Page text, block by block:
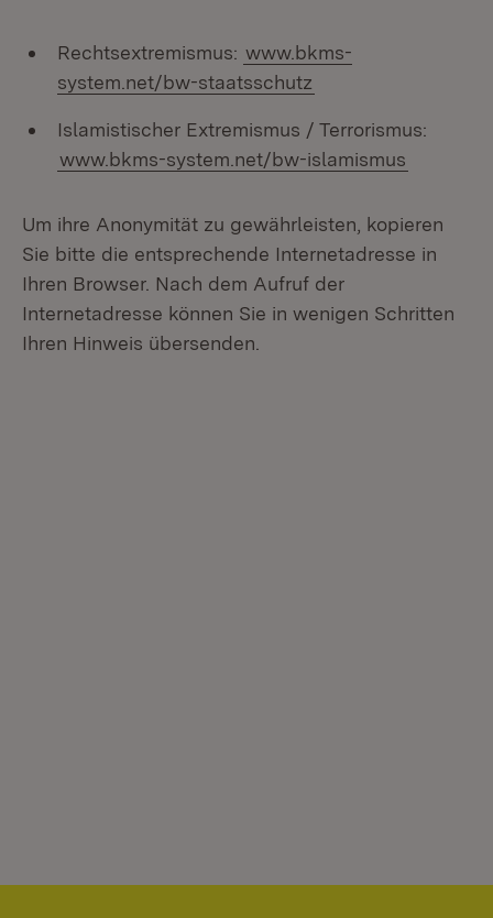
Rechtsextremismus: www.bkms-
system.net/bw-staatsschutz
Islamistischer Extremismus / Terrorismus:
www.bkms-system.net/bw-islamismus
Um ihre Anonymität zu gewährleisten, kopieren
Sie bitte die entsprechende Internetadresse in
Ihren Browser. Nach dem Aufruf der
Internetadresse können Sie in wenigen Schritten
Ihren Hinweis übersenden.